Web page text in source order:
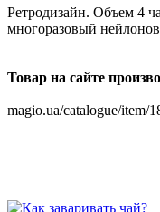
Ретродизайн. Объем 4
многоразовый
Товар на сайте
magio.ua/catalogue/item/